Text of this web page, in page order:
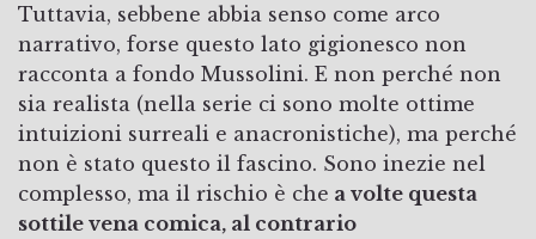
Tuttavia, sebbene abbia senso come arco
narrativo, forse questo lato gigionesco non
racconta a fondo Mussolini. E non perché non
sia realista (nella serie ci sono molte ottime
intuizioni surreali e anacronistiche), ma perché
non è stato questo il fascino. Sono inezie nel
complesso, ma il rischio è che a volte questa
sottile vena comica, al contrario